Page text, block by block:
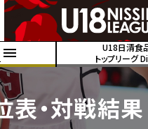
U18日清食
トップリーグ
表・対戦結果